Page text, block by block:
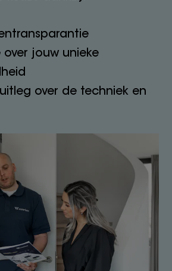
jouw unieke
over de techniek en